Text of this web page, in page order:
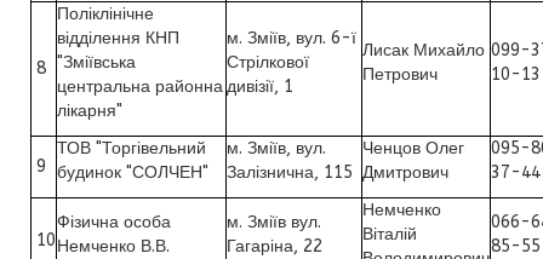
8
Поліклінічне
відділення КНП
"Зміївська
центральна районна
лікарня"
м. Зміїв, вул. 6-ї
Стрілкової
дивізії, 1
Лисак Михайло
Петрович
099-
10-13
9
ТОВ "Торгівельний
будинок "СОЛЧЕН"
м. Зміїв, вул.
Залізнична, 115
Ченцов Олег
Дмитрович
095-
37-44
10
Фізична особа
Немченко В.В.
м. Зміїв вул.
Гагаріна, 22
Немченко
Віталій
066-
85-55